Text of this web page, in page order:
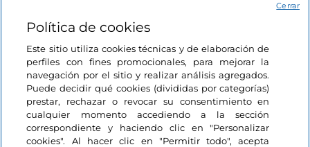
Estamos en contacto
Política de cookies
Este sitio utiliza cookies técnicas y de elaboración de
perfiles con fines promocionales, para mejorar la
navegación por el sitio y realizar análisis agregados.
Puede decidir qué cookies (divididas por categorías)
prestar, rechazar o revocar su consentimiento en
cualquier momento accediendo a la sección
correspondiente y haciendo clic en "Personalizar
cookies". Al hacer clic en "Permitir todo", acepta
Cerrar